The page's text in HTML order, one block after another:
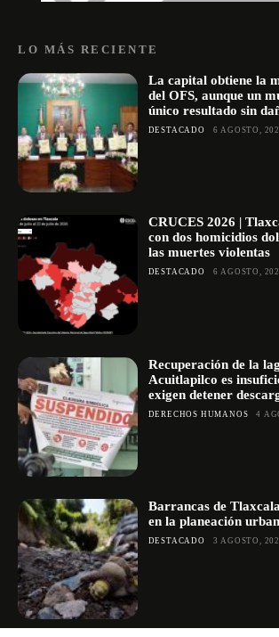
LO MÁS RECIENTE
La capital obtiene la
del OFS, aunque un
único resultado sin
DESTACADO 6 AGOSTO,
CRUCES 2026 |
con dos homicidios
las muertes violentas
DESTACADO 6 AGOSTO,
Recuperación de la
Acuitlapilco es
exigen detener
DERECHOS HUMANOS 4
Barrancas de
en la planeación
DESTACADO 3 AGOSTO,